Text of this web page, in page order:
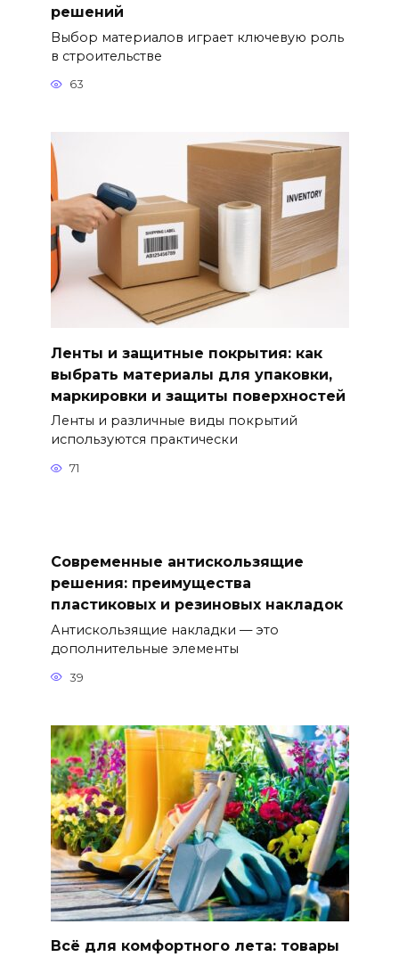
решений
Выбор материалов играет ключевую роль
в строительстве
63
Ленты и защитные покрытия: как
выбрать материалы для упаковки,
маркировки и защиты поверхностей
Ленты и различные виды покрытий
используются практически
71
Современные антискользящие
решения: преимущества
пластиковых и резиновых накладок
Антискользящие накладки — это
дополнительные элементы
39
Всё для комфортного лета: товары